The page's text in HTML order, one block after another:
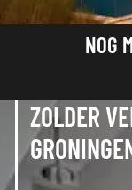
NOG
ZOLDER